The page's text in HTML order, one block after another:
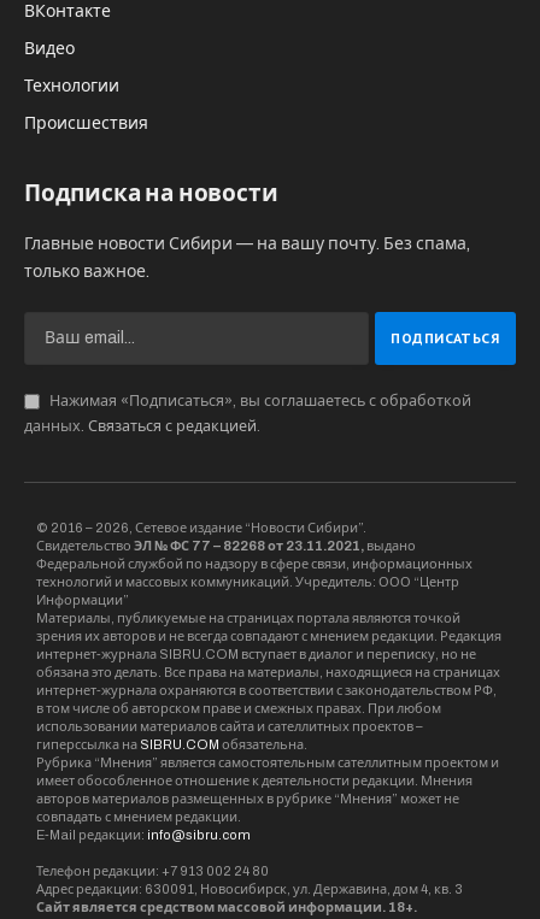
ВКонтакте
Видео
Технологии
Происшествия
Подписка на новости
Главные новости Сибири — на вашу почту. Без спама,
только важное.
Нажимая «Подписаться», вы соглашаетесь с обработкой
данных. Связаться с редакцией
© 2016 – 2026, Сетевое издание “Новости Сибири”.
Свидетельство ЭЛ № ФС 77 – 82268 от 23.11.2021, выдано
Федеральной службой по надзору в сфере связи, информационных
технологий и массовых коммуникаций. Учредитель: ООО “Центр
Информации”
Материалы, публикуемые на страницах портала являются точкой
зрения их авторов и не всегда совпадают с мнением редакции. Редакция
интернет-журнала SIBRU.COM вступает в диалог и переписку, но не
обязана это делать. Все права на материалы, находящиеся на страницах
интернет-журнала охраняются в соответствии с законодательством РФ,
в том числе об авторском праве и смежных правах. При любом
использовании материалов сайта и сателлитных проектов –
гиперссылка на SIBRU.COM обязательна.
Рубрика “Мнения” является самостоятельным сателлитным проектом и
имеет обособленное отношение к деятельности редакции. Мнения
авторов материалов размещенных в рубрике “Мнения” может не
совпадать с мнением редакции.
E-Mail редакции: info@sibru.com
Телефон редакции: +7 913 002 24 80
Адрес редакции: 630091, Новосибирск, ул. Державина, дом 4, кв. 3
Сайт является средством массовой информации. 18+.